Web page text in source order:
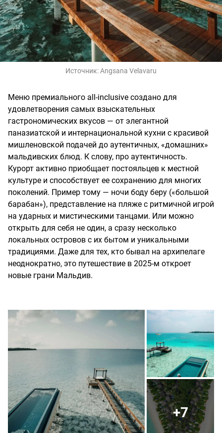
Источник:Angsana Velavaru
Меню премиального all-inclusive создано для
удовлетворения самых взыскательных
гастрономических вкусов — от элегантной
паназиатской и интернациональной кухни с красивой
мишленовской подачей до аутентичных, «домашних»
мальдивских блюд. К слову, про аутентичность.
Курорт активно приобщает постояльцев к местной
культуре и способствует ее сохранению для многих
поколений. Пример тому — ночи боду беру («большой
барабан»), представление на пляже с ритмичной игрой
на ударных и мистическими танцами. Или можно
открыть для себя не один, а сразу несколько
локальных островов с их бытом и уникальными
традициями. Даже для тех, кто бывал на архипелаге
неоднократно, это путешествие в 2025-м откроет
новые грани Мальдив.
+7